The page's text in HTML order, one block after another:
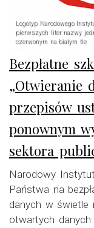
Logotyp Narodowego
pierwszych liter nazwy
czerwonym na białym tle
Bezpłatne
„Otwieranie
przepisów
ponownym
sektora
Narodowy
Państwa na
danych w świetle
otwartych